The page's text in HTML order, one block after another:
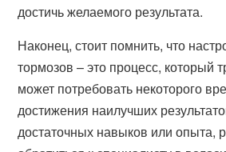
достичь желаемого результата.
Наконец, стоит помнить, что
тормозов – это процесс, который
может потребовать некоторого
достижения наилучших
достаточных навыков или опыта,